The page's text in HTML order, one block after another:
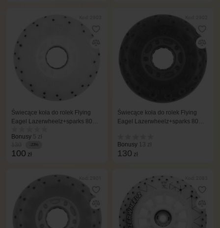
Świecące koła do rolek Flying
Eagel Lazerwheelz+sparks 80
Bonusy 5 zł
-23%
100 zł
Świecące koła do rolek Flying
Eagel Lazerwheelz+sparks 80
Bonusy 13 zł
130 zł